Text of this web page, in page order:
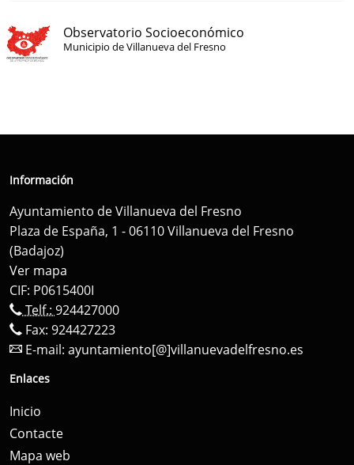
Observatorio Socioeconómico
Municipio de Villanueva del Fresno
Información
Ayuntamiento de Villanueva del Fresno
Plaza de España, 1 - 06110 Villanueva del Fresno
(Badajoz)
Ver mapa
CIF: P0615400I
Telf.: 924427000
Fax: 924427223
E-mail: ayuntamiento[@]villanuevadelfresno.es
Enlaces
Inicio
Contacte
Mapa web